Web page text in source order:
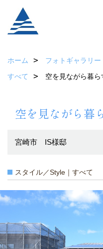
ホーム フォトギャラリー
すべて
空を見ながら暮
空を見ながら暮
宮崎市 IS様邸
スタイル／Style｜すべて